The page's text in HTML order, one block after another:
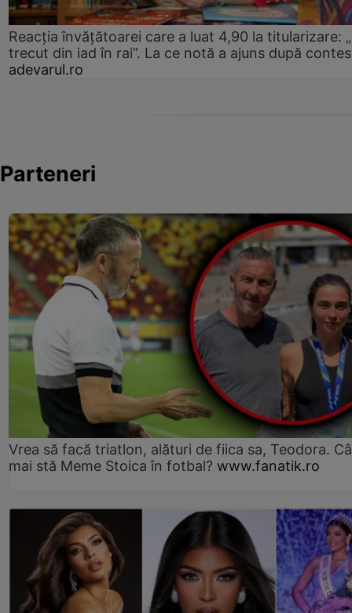
Reacția învățătoarei care a luat 4,90 la titularizare:
trecut din iad în rai”. La ce notă a ajuns după
adevarul.ro
Parteneri
Vrea să facă triatlon, alături de fiica sa, Teodora.
mai stă Meme Stoica în fotbal? www.fanatik.ro